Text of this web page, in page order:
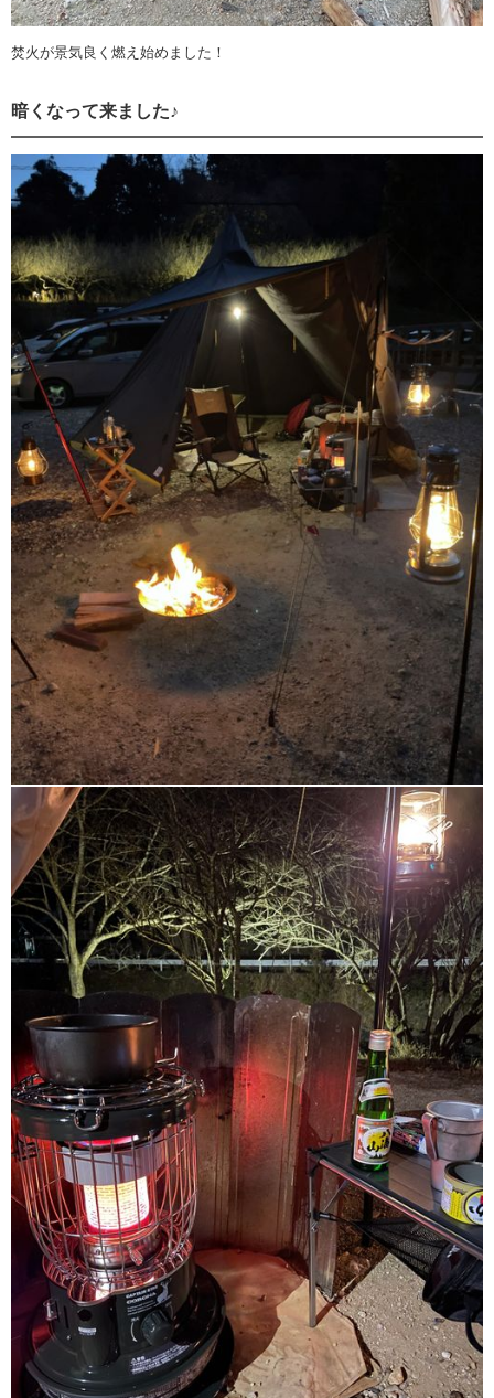
焚火が景気良く燃え始めました！
暗くなって来ました♪